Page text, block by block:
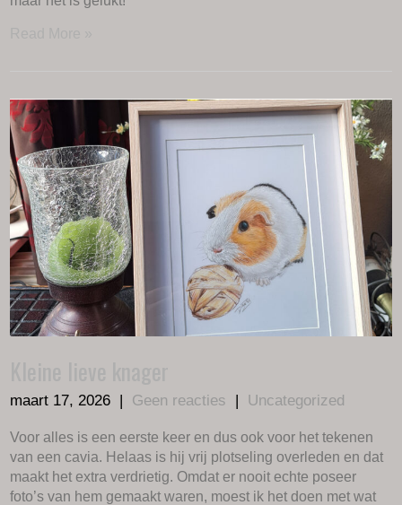
maart 17, 2026 | Geen reacties | Uncategorized
Voor alles is een eerste keer en dus ook voor het tekenen
van een cavia. Helaas is hij vrij plotseling overleden en dat
maakt het extra verdrietig. Omdat er nooit echte poseer
foto’s van hem gemaakt waren, moest ik het doen met wat